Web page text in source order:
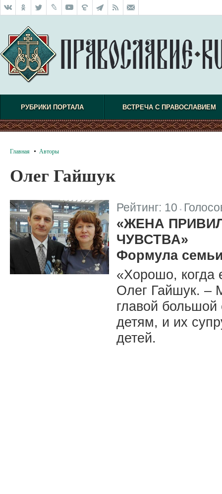
РУБРИКИ ПОРТАЛА ВСТРЕЧА С ПРАВОСЛАВИЕМ
Главная Авторы
Олег Гайшук
Рейтинг: 10
«ЖЕНА
ЧУВСТВА»
Формула
«Хорошо, когда
Олег Гайшук. –
главой
детям, и их
детей.